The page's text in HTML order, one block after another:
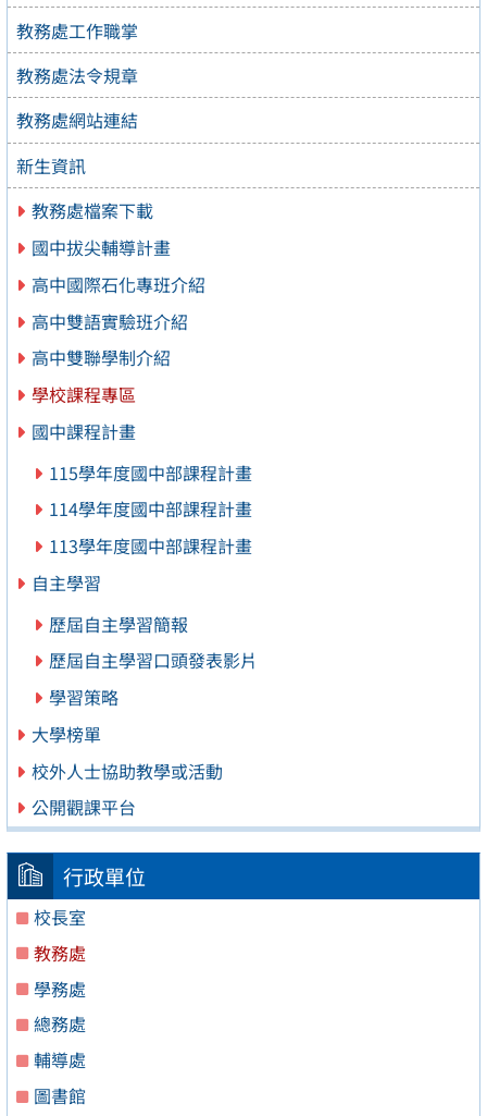
教務處工作職掌
教務處法令規章
教務處網站連結
新生資訊
教務處檔案下載
國中拔尖輔導計畫
高中國際石化專班介紹
高中雙語實驗班介紹
高中雙聯學制介紹
學校課程專區
國中課程計畫
115學年度國中部課程計畫
114學年度國中部課程計畫
113學年度國中部課程計畫
自主學習
歷屆自主學習簡報
歷屆自主學習口頭發表影片
學習策略
大學榜單
校外人士協助教學或活動
公開觀課平台
行政單位
校長室
教務處
學務處
總務處
輔導處
圖書館